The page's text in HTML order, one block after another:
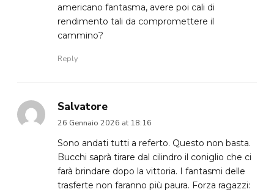
americano fantasma, avere poi cali di
rendimento tali da compromettere il
cammino?
Reply
Salvatore
26 Gennaio 2026 at 18:16
Sono andati tutti a referto. Questo non basta.
Bucchi saprà tirare dal cilindro il coniglio che ci
farà brindare dopo la vittoria. I fantasmi delle
trasferte non faranno più paura. Forza ragazzi: